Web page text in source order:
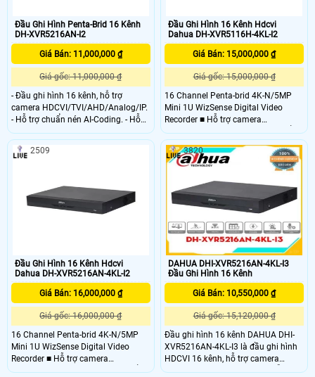
Đầu Ghi Hình Penta-Brid 16 Kênh
DH-XVR5216AN-I2
Giá Bán: 11,000,000 ₫
Giá gốc: 11,000,000 ₫
- Đầu ghi hình 16 kênh, hỗ trợ
camera HDCVI/TVI/AHD/Analog/IP.
- Hỗ trợ chuẩn nén AI-Coding. - Hỗ
trợ tối đa 1 kênh bảo vệ vành đai
(analog) hoặc 1 kênh nhận diện
khuôn mặt (analog) hoặc 4 kênh
Đầu Ghi Hình 16 Kênh Hdcvi
Dahua DH-XVR5116H-4KL-I2
Giá Bán: 15,000,000 ₫
Giá gốc: 15,000,000 ₫
16 Channel Penta-brid 4K-N/5MP
Mini 1U WizSense Digital Video
Recorder ■ Hỗ trợ camera
HDCVI/Analog/IP/TVI/AHD Chuẩn
nén hình ảnh H.265+/H.265 ■
Chuẩn nén hình ảnh H.265+/H
Đầu Ghi Hình 16 Kênh Hdcvi
Dahua DH-XVR5216AN-4KL-I2
Giá Bán: 16,000,000 ₫
Giá gốc: 16,000,000 ₫
16 Channel Penta-brid 4K-N/5MP
Mini 1U WizSense Digital Video
Recorder ■ Hỗ trợ camera
HDCVI/Analog/IP/TVI/AHD Chuẩn
2509
DAHUA DHI-XVR5216AN-4KL-I3
Đầu Ghi Hình 16 Kênh
Giá Bán: 10,550,000 ₫
Giá gốc: 15,120,000 ₫
Đầu ghi hình 16 kênh DAHUA DHI-
XVR5216AN-4KL-I3 là đầu ghi hình
HDCVI 16 kênh, hỗ trợ camera
HDCVI/TVI/AHD/Analog/IP, hỗ trợ
3820